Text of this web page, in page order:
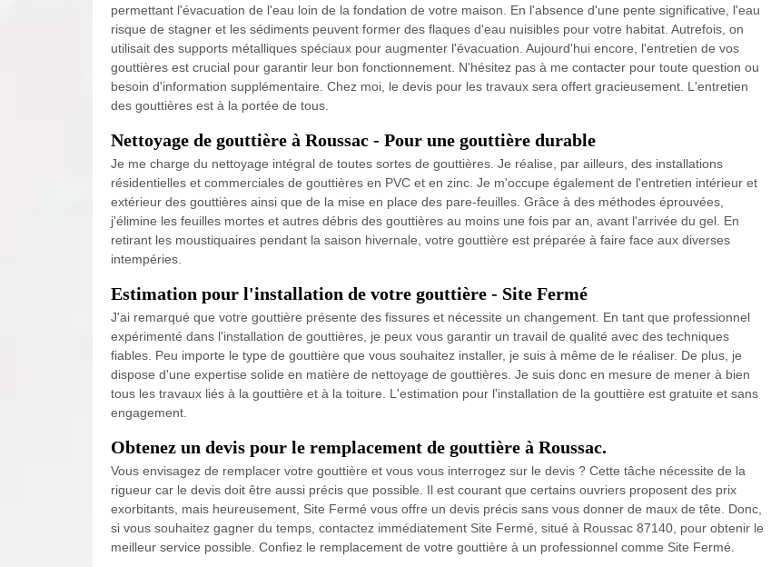
permettant l'évacuation de l'eau loin de la fondation de votre maison. En l'absence d'une pente significative, l'eau
risque de stagner et les sédiments peuvent former des flaques d'eau nuisibles pour votre habitat. Autrefois, on
utilisait des supports métalliques spéciaux pour augmenter l'évacuation. Aujourd'hui encore, l'entretien de vos
gouttières est crucial pour garantir leur bon fonctionnement. N'hésitez pas à me contacter pour toute question ou
besoin d'information supplémentaire. Chez moi, le devis pour les travaux sera offert gracieusement. L'entretien
des gouttières est à la portée de tous.
Nettoyage de gouttière à Roussac - Pour une gouttière durable
Je me charge du nettoyage intégral de toutes sortes de gouttières. Je réalise, par ailleurs, des installations
résidentielles et commerciales de gouttières en PVC et en zinc. Je m'occupe également de l'entretien intérieur et
extérieur des gouttières ainsi que de la mise en place des pare-feuilles. Grâce à des méthodes éprouvées,
j'élimine les feuilles mortes et autres débris des gouttières au moins une fois par an, avant l'arrivée du gel. En
retirant les moustiquaires pendant la saison hivernale, votre gouttière est préparée à faire face aux diverses
intempéries.
Estimation pour l'installation de votre gouttière - Site Fermé
J'ai remarqué que votre gouttière présente des fissures et nécessite un changement. En tant que professionnel
expérimenté dans l'installation de gouttières, je peux vous garantir un travail de qualité avec des techniques
fiables. Peu importe le type de gouttière que vous souhaitez installer, je suis à même de le réaliser. De plus, je
dispose d'une expertise solide en matière de nettoyage de gouttières. Je suis donc en mesure de mener à bien
tous les travaux liés à la gouttière et à la toiture. L'estimation pour l'installation de la gouttière est gratuite et sans
engagement.
Obtenez un devis pour le remplacement de gouttière à Roussac.
Vous envisagez de remplacer votre gouttière et vous vous interrogez sur le devis ? Cette tâche nécessite de la
rigueur car le devis doit être aussi précis que possible. Il est courant que certains ouvriers proposent des prix
exorbitants, mais heureusement, Site Fermé vous offre un devis précis sans vous donner de maux de tête. Donc,
si vous souhaitez gagner du temps, contactez immédiatement Site Fermé, situé à Roussac 87140, pour obtenir le
meilleur service possible. Confiez le remplacement de votre gouttière à un professionnel comme Site Fermé.